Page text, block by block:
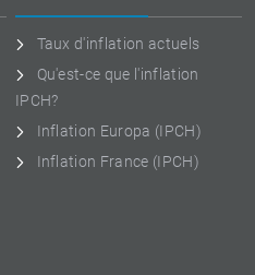
Taux d'inflation actuels
Qu'est-ce que l'inflation
IPCH?
Inflation Europa (IPCH)
Inflation France (IPCH)